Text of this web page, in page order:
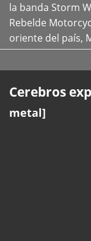
la banda Storm
Rebelde
oriente del país,
Cerebros
metal]